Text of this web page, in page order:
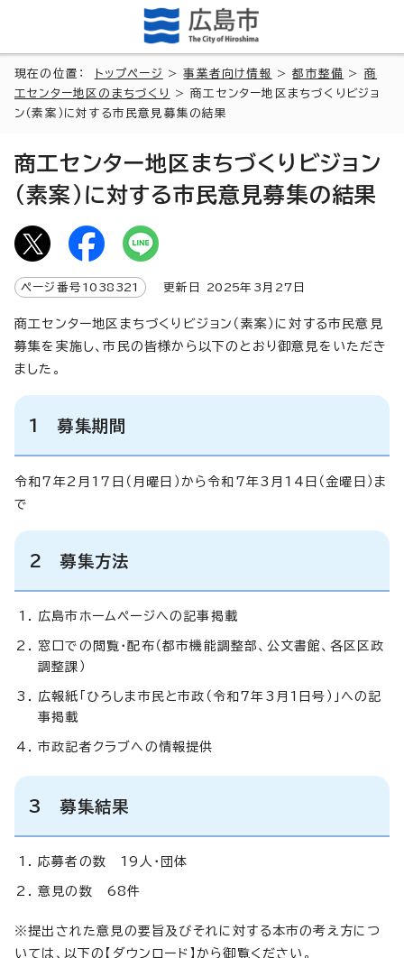
現在の位置： トップページ >事業者向け情報 >都市整備 > 商
工センター地区のまちづくり
> 商工センター地区まちづくりビジョ
ン（素案）に対する市民意見募集の結果
商工センター地区まちづくりビジョン
（素案）に対する市民意見募集の結果
ページ番号 1038321 更新日 2025年3月 27 日
商工センター地区まちづくりビジョン（素案）に対する市民意見
募集を実施し、市民の皆様から以下のとおり御意見をいただき
ました。
1 募集期間
令和7年2月17日（月曜日）から令和7年3月14日（金曜日）ま
で
2 募集方法
広島市ホームページへの記事掲載
窓口での閲覧・配布（都市機能調整部、公文書館、各区区政
調整課）
広報紙「ひろしま市民と市政（令和7年3月1日号）」への記
事掲載
市政記者クラブへの情報提供
3 募集結果
応募者の数 19人・団体
意見の数 68件
※提出された意見の要旨及びそれに対する本市の考え方につ
いては、以下の【ダウンロード】から御覧ください。